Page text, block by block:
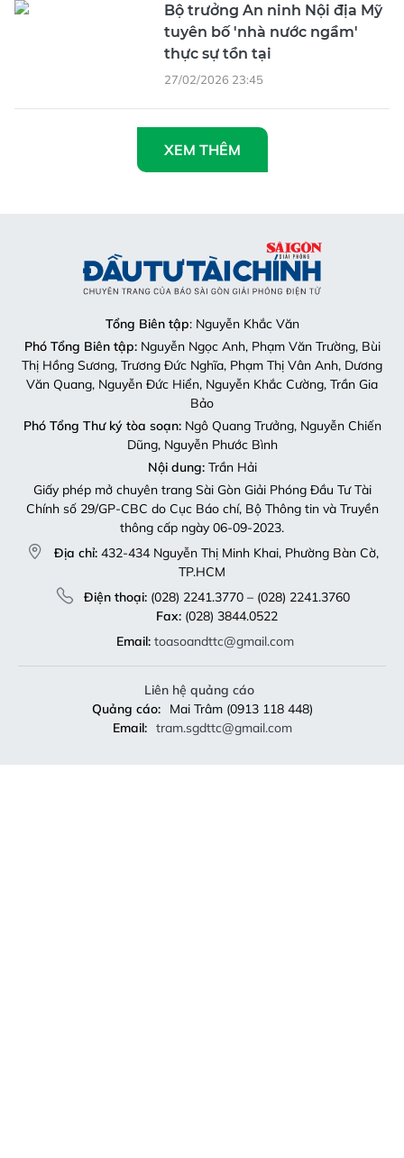
Bộ trưởng An ninh Nội địa Mỹ
tuyên bố 'nhà nước ngầm'
thực sự tồn tại
27/02/2026 23:45
XEM THÊM
Tổng Biên tập: Nguyễn Khắc Văn
Phó Tổng Biên tập:Nguyễn Ngọc Anh, Phạm Văn Trường, Bùi
Thị Hồng Sương, Trương Đức Nghĩa, Phạm Thị Vân Anh, Dương
Văn Quang, Nguyễn Đức Hiển, Nguyễn Khắc Cường, Trần Gia
Bảo
Phó Tổng Thư ký tòa soạn:Ngô Quang Trưởng, Nguyễn Chiến
Dũng, Nguyễn Phước Bình
Nội dung:Trần Hải
Giấy phép mở chuyên trang Sài Gòn Giải Phóng Đầu Tư Tài
Chính số 29/GP-CBC do Cục Báo chí, Bộ Thông tin và Truyền
thông cấp ngày 06-09-2023.
Địa chỉ: 432-434 Nguyễn Thị Minh Khai, Phường Bàn Cờ,
TP.HCM
Điện thoại:(028) 2241.3770 – (028) 2241.3760
Fax:(028) 3844.0522
Email: toasoandttc@gmail.com
Liên hệ quảng cáo
Quảng cáo:
Mai Trâm (0913 118 448)
Email: tram.sgdttc@gmail.com